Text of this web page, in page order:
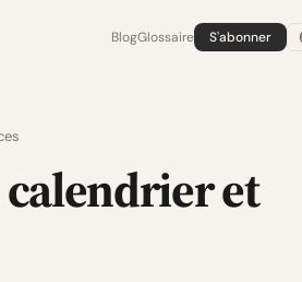
BlogGlossaire S'abonner
calendrier et